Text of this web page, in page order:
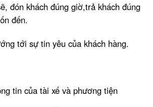
đón khách đúng giờ,trả khách đúng
đến.
tới sự tin yêu của khách hàng.
tin của tài xế và phương tiện